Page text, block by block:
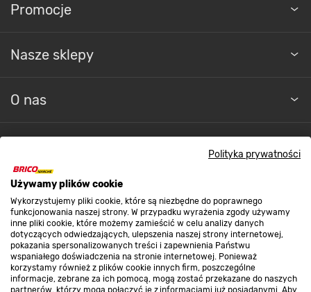
Polityka prywatności
Używamy plików cookie
Wykorzystujemy pliki cookie, które są niezbędne do poprawnego
funkcjonowania naszej strony. W przypadku wyrażenia zgody używamy
inne pliki cookie, które możemy zamieścić w celu analizy danych
dotyczących odwiedzających, ulepszenia naszej strony internetowej,
pokazania spersonalizowanych treści i zapewnienia Państwu
wspaniałego doświadczenia na stronie internetowej. Ponieważ
korzystamy również z plików cookie innych firm, poszczególne
informacje, zebrane za ich pomocą, mogą zostać przekazane do naszych
partnerów, którzy mogą połączyć je z informacjami już posiadanymi. Aby
Promocje
Nasze sklepy
O nas
Strefa biznesu
Dołącz do nas